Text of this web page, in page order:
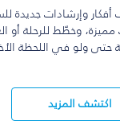
وإرشادات جديدة
وخطّط للرحلة أو
حتى ولو في اللحظة
اكتشف المزيد